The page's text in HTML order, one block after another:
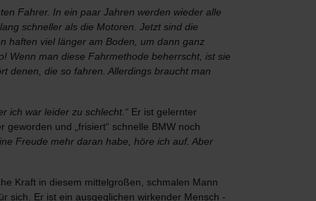
Fahrer. In ein paar Jahren werden wieder alle
schneller als die Motoren. Jetzt sind die
haften viel länger am Boden, um dann ganz
Wenn man diese Fahrmethode beherrscht, ist sie
denen, die so fahren. Allerdings braucht man
ich war leider zu schlecht.“ Er ist gelernter
und „frisiert“ schnelle BMW noch
Freude mehr daran habe, höre ich auf. Aber
Kraft in diesem mittelgroßen, schmalen Mann
sich. Er ist ein ausgeglichen wirkender Mensch -